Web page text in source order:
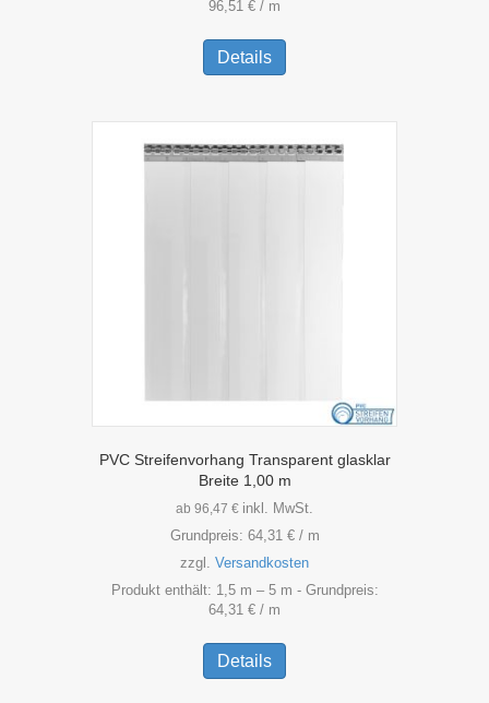
96,51 € / m
Details
weist
Varianten
auf.
Die
PVC Streifenvorhang Transparent glasklar
Breite 1,00 m
ab 96,47 € inkl. MwSt.
Grundpreis: 64,31 €/ m
zzgl. Versandkosten
Produkt enthält: 1,5 m – 5 m - Grundpreis:
64,31 € / m
Details
weist